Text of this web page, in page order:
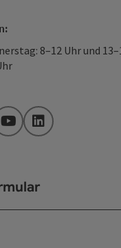
8–12 Uhr und
YouTubeLinkedIn